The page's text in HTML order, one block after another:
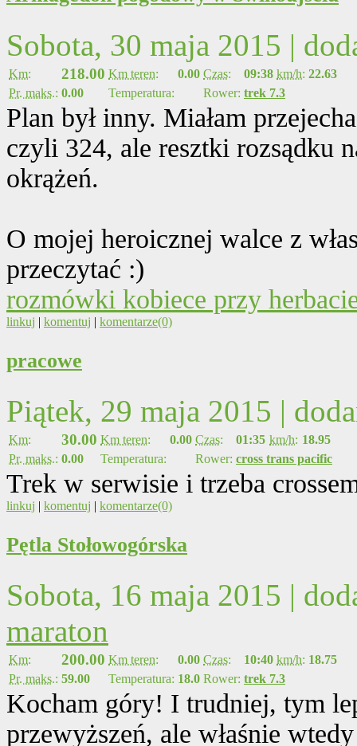
Sobota, 30 maja 2015 |
Km: 218.00 Km teren: 0.00 Czas: 09:38 km/h: 22.63
Pr. maks.: 0.00 Temperatura: Rower: trek 7.3
Plan był inny. Miałam
czyli 324, ale resztki rozsądku
okrążeń.
O mojej heroicznej walce z
przeczytać :)
rozmówki kobiece przy
linkuj | komentuj | komentarze(0)
pracowe
Piątek, 29 maja 2015 |
Km: 30.00 Km teren: 0.00 Czas: 01:35 km/h: 18.95
Pr. maks.: 0.00 Temperatura: Rower: cross trans pacific
Trek w serwisie i trzeba
linkuj | komentuj | komentarze(0)
Pętla Stołowogórska
Sobota, 16 maja 2015 |
maraton
Km: 200.00 Km teren: 0.00 Czas: 10:40 km/h: 18.75
Pr. maks.: 59.00 Temperatura: 18.0 Rower: trek 7.3
Kocham góry! I trudniej, tym
przewyższeń, ale właśnie